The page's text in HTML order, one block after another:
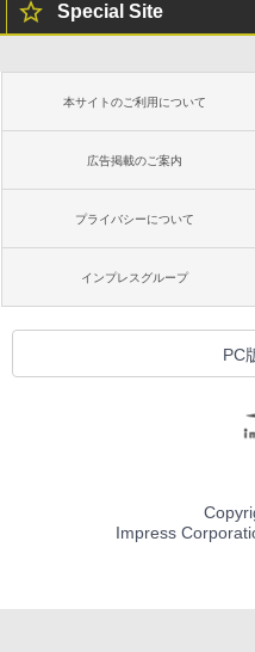
Special Site
本サイトのご利用について
広告掲載のご案内
プライバシーについて
インプレスグループ
PC
Impress